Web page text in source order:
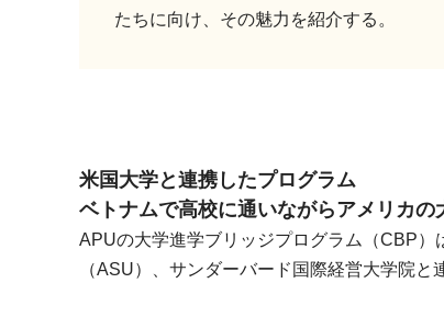
たちに向け、その魅力を紹介する。
米国大学と連携したプログラム
ベトナムで高校に通いながらアメリカの
APUの大学進学ブリッジプログラム（CBP
（ASU）、サンダーバード国際経営大学院